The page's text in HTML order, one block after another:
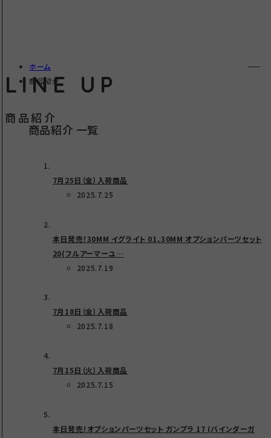
LINE UP
商品紹介
ホーム
商品紹介
商品紹介 一覧
7月25日（金）入荷商品
2025.7.25
本日発売！30MM イグライト 01、30MM オプションパーツセット
20(フルアーマーユ…
2025.7.19
7月18日（金）入荷商品
2025.7.18
7月15日（火）入荷商品
2025.7.15
本日発売！オプションパーツセット ガンプラ 17 (バインダーガ